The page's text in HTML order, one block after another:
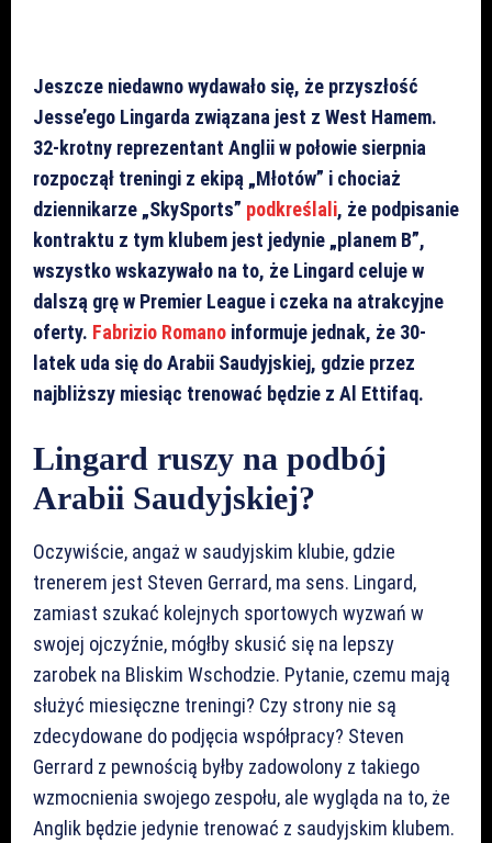
Jeszcze niedawno wydawało się, że przyszłość
Jesse’ego Lingarda związana jest z West Hamem.
32-krotny reprezentant Anglii w połowie sierpnia
rozpoczął treningi z ekipą „Młotów” i chociaż
dziennikarze „SkySports” podkreślali, że podpisanie
kontraktu z tym klubem jest jedynie „planem B”,
wszystko wskazywało na to, że Lingard celuje w
dalszą grę w Premier League i czeka na atrakcyjne
oferty. Fabrizio Romano informuje jednak, że 30-
latek uda się do Arabii Saudyjskiej, gdzie przez
najbliższy miesiąc trenować będzie z Al Ettifaq.
Lingard ruszy na podbój
Arabii Saudyjskiej?
Oczywiście, angaż w saudyjskim klubie, gdzie
trenerem jest Steven Gerrard, ma sens. Lingard,
zamiast szukać kolejnych sportowych wyzwań w
swojej ojczyźnie, mógłby skusić się na lepszy
zarobek na Bliskim Wschodzie. Pytanie, czemu mają
służyć miesięczne treningi? Czy strony nie są
zdecydowane do podjęcia współpracy? Steven
Gerrard z pewnością byłby zadowolony z takiego
wzmocnienia swojego zespołu, ale wygląda na to, że
Anglik będzie jedynie trenować z saudyjskim klubem.